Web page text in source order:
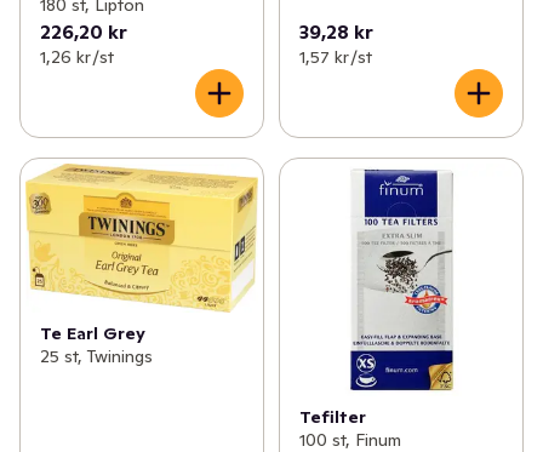
180 st, Lipton
226,20 kr
1,26 kr /st
39,28 kr
1,57 kr /st
Te Earl Grey
25 st, Twinings
Tefilter
100 st, Finum